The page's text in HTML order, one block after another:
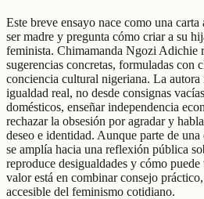
Este breve ensayo nace como una carta
ser madre y pregunta cómo criar a su
feminista. Chimamanda Ngozi Adichie
sugerencias concretas, formuladas con
conciencia cultural nigeriana. La autora
igualdad real, no desde consignas
domésticos, enseñar independencia
rechazar la obsesión por agradar y
deseo e identidad. Aunque parte de
se amplía hacia una reflexión pública
reproduce desigualdades y cómo
valor está en combinar consejo
accesible del feminismo cotidiano.